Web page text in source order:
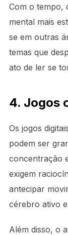
Com o tempo,
mental mais
se em outras
temas que
ato de ler se
4. Jogos
Os jogos
podem ser
concentração
exigem
antecipar
cérebro ativo
Além disso, o